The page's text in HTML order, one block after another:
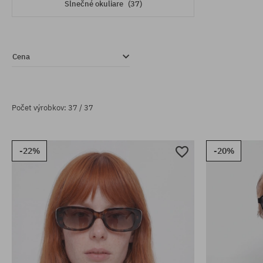
Slnečné okuliare (37)
Cena
Počet výrobkov: 37 / 37
-22% -20%